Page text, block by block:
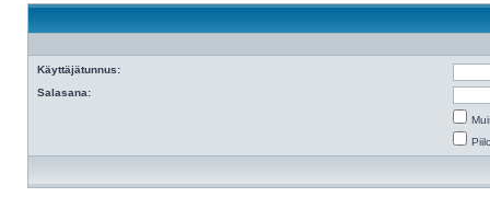
Käyttäjätunnus:
Salasana: